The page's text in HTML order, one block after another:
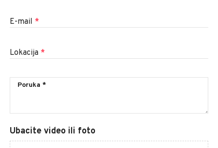
E-mail *
Lokacija *
Ubacite video ili foto